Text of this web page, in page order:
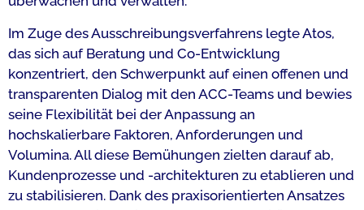
Im Zuge des Ausschreibungsverfahrens legte Atos,
das sich auf Beratung und Co-Entwicklung
konzentriert, den Schwerpunkt auf einen offenen und
transparenten Dialog mit den ACC-Teams und bewies
seine Flexibilität bei der Anpassung an
hochskalierbare Faktoren, Anforderungen und
Volumina. All diese Bemühungen zielten darauf ab,
Kundenprozesse und -architekturen zu etablieren und
zu stabilisieren. Dank des praxisorientierten Ansatzes